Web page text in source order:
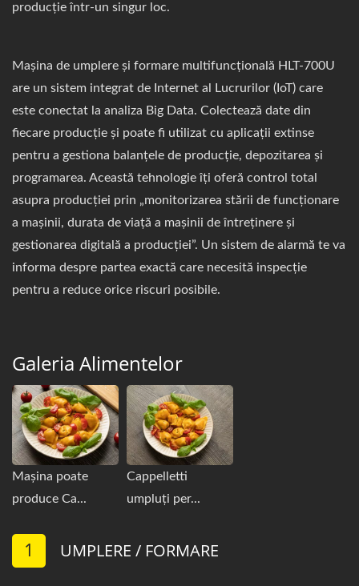
producție într-un singur loc.
Mașina de umplere și formare multifuncțională HLT-700U
are un sistem integrat de Internet al Lucrurilor (IoT) care
este conectat la analiza Big Data. Colectează date din
fiecare producție și poate fi utilizat cu aplicații extinse
pentru a gestiona balanțele de producție, depozitarea și
programarea. Această tehnologie îți oferă control total
asupra producției prin „monitorizarea stării de funcționare
a mașinii, durata de viață a mașinii de întreținere și
gestionarea digitală a producției”. Un sistem de alarmă te va
informa despre partea exactă care necesită inspecție
pentru a reduce orice riscuri posibile.
Galeria Alimentelor
Mașina poate
produce Ca...
Cappelletti
umpluți per...
1 UMPLERE / FORMARE